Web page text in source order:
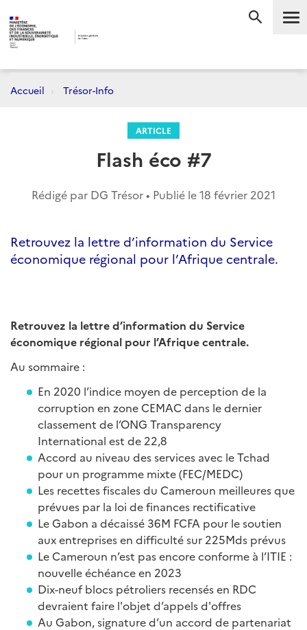
Accueil Trésor-Info
ARTICLE
Flash éco #7
Rédigé par DG Trésor • Publié le18 février 2021
Retrouvez la lettre d’information du Service
économique régional pour l’Afrique centrale.
Retrouvez la lettre d’information du Service
économique régional pour l’Afrique centrale.
Au sommaire :
En 2020 l’indice moyen de perception de la
corruption en zone CEMAC dans le dernier
classement de l’ONG Transparency
International est de 22,8
Accord au niveau des services avec le Tchad
pour un programme mixte (FEC/MEDC)
Les recettes fiscales du Cameroun meilleures que
prévues par la loi de finances rectificative
Le Gabon a décaissé 36M FCFA pour le soutien
aux entreprises en difficulté sur 225Mds prévus
Le Cameroun n’est pas encore conforme à l’ITIE :
nouvelle échéance en 2023
Dix-neuf blocs pétroliers recensés en RDC
devraient faire l'objet d’appels d'offres
Au Gabon, signature d’un accord de partenariat